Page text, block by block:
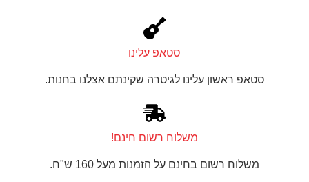
סטאפ עלינו
סטאפ ראשון עלינו לגיטרה שקינתם אצלנו בחנות.
משלוח רשום חינם!
משלוח רשום בחינם על הזמנות מעל 160 ש"ח.